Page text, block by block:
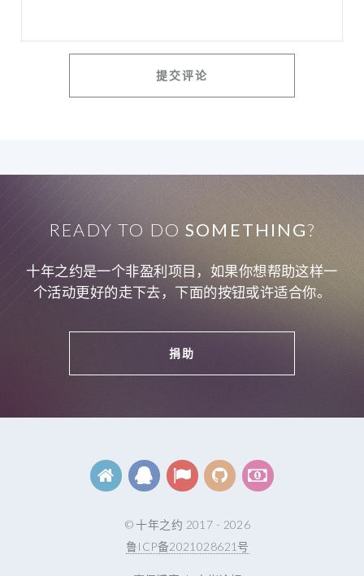
READY TO DOSOMETHING?
十年之约是一个非盈利项目，如果你想帮助这样一
个活动更好的走下去，下面的按钮或许适合你。
捐助
© 十年之约 2017 - 2026
鲁ICP备2021028621号